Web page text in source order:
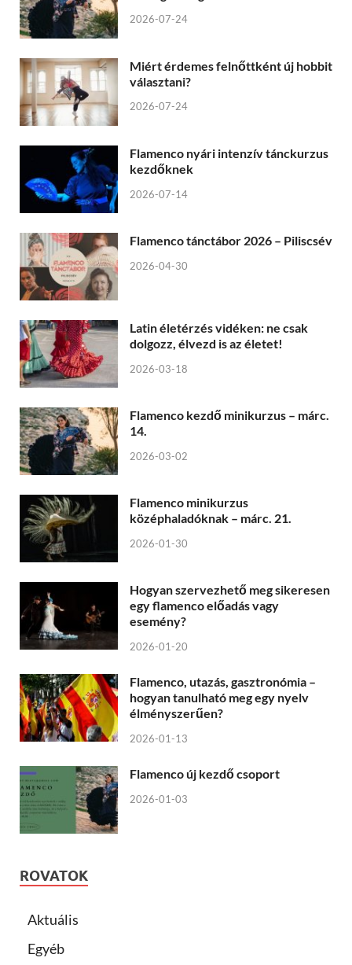
2026-07-24
Miért érdemes felnőttként új hobbit
választani?
2026-07-24
Flamenco nyári intenzív tánckurzus
kezdőknek
2026-07-14
Flamenco tánctábor 2026 – Piliscsév
2026-04-30
Latin életérzés vidéken: ne csak
dolgozz, élvezd is az életet!
2026-03-18
Flamenco kezdő minikurzus – márc.
14.
2026-03-02
Flamenco minikurzus
középhaladóknak – márc. 21.
2026-01-30
Hogyan szervezhető meg sikeresen
egy flamenco előadás vagy
esemény?
2026-01-20
Flamenco, utazás, gasztronómia –
hogyan tanulható meg egy nyelv
élményszerűen?
2026-01-13
Flamenco új kezdő csoport
2026-01-03
ROVATOK
Aktuális
Egyéb